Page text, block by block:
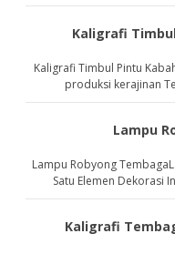
Kaligrafi
Kaligrafi Timbul Pintu
produksi kerajinan
Lampu
Lampu Robyong
Satu Elemen Dekorasi
Kaligrafi